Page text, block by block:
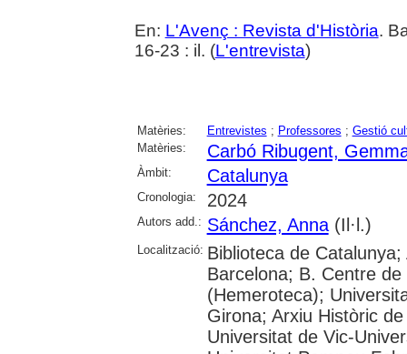
En: L'Avenç : Revista d'Història.
16-23 : il. (L'entrevista)
Matèries: Entrevistes ; Professores ; Gestió
Matèries:
Carbó Ribugent,
Àmbit: Catalunya
Cronologia: 2024
Autors add.: Sánchez, Anna(Il·l.)
Localització: Biblioteca de
Barcelona; B. Centre
(Hemeroteca);
Girona; Arxiu Històric
Universitat de Vic-